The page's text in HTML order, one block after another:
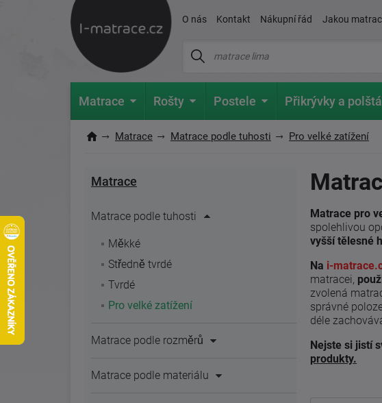
O nás Kontakt Nákupní řád Jakou
Matrace Rošty Postele Přikrývky a
Matrace Matrace podle tuhosti Pro velké zatížení
Matrace
Matrace podle tuhosti
Měkké
Středně tvrdé
Tvrdé
Pro velké zatížení
Matrace podle rozměrů
Matrace podle materiálu
Matrace pro
spolehlivou
vyšší tělesné
Na i-
matracei,
zvolená
správné
déle
Nejste si jistí
produkty.